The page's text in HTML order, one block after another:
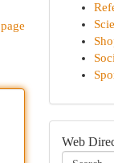
Web